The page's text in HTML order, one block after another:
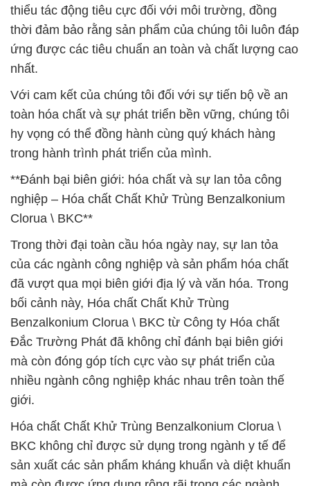
thiểu tác động tiêu cực đối với môi trường, đồng
thời đảm bảo rằng sản phẩm của chúng tôi luôn đáp
ứng được các tiêu chuẩn an toàn và chất lượng cao
nhất.
Với cam kết của chúng tôi đối với sự tiến bộ về an
toàn hóa chất và sự phát triển bền vững, chúng tôi
hy vọng có thể đồng hành cùng quý khách hàng
trong hành trình phát triển của mình.
**Đánh bại biên giới: hóa chất và sự lan tỏa công
nghiệp – Hóa chất Chất Khử Trùng Benzalkonium
Clorua \ BKC**
Trong thời đại toàn cầu hóa ngày nay, sự lan tỏa
của các ngành công nghiệp và sản phẩm hóa chất
đã vượt qua mọi biên giới địa lý và văn hóa. Trong
bối cảnh này, Hóa chất Chất Khử Trùng
Benzalkonium Clorua \ BKC từ Công ty Hóa chất
Đắc Trường Phát đã không chỉ đánh bại biên giới
mà còn đóng góp tích cực vào sự phát triển của
nhiều ngành công nghiệp khác nhau trên toàn thế
giới.
Hóa chất Chất Khử Trùng Benzalkonium Clorua \
BKC không chỉ được sử dụng trong ngành y tế để
sản xuất các sản phẩm kháng khuẩn và diệt khuẩn